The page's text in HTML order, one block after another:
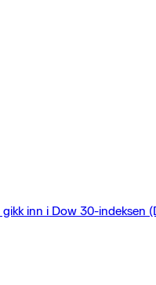
inn i Dow 30-indeksen